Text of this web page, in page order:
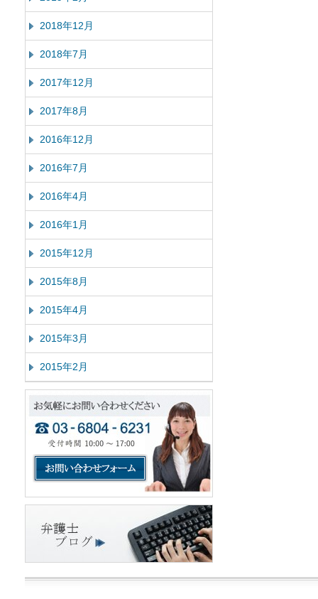
2018年12月
2018年7月
2017年12月
2017年8月
2016年12月
2016年7月
2016年4月
2016年1月
2015年12月
2015年8月
2015年4月
2015年3月
2015年2月